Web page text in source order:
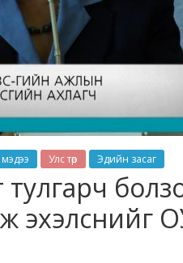
Улс төр Эдийн засаг
эхэлснийг